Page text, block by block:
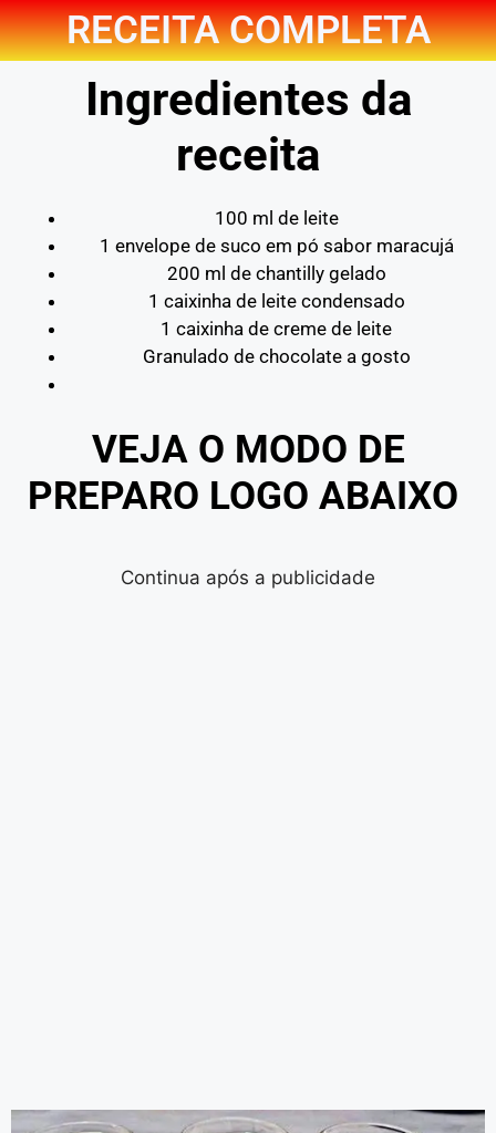
RECEITA COMPLETA
Ingredientes da
receita
100 ml de leite
1 envelope de suco em pó sabor maracujá
200 ml de chantilly gelado
1 caixinha de leite condensado
1 caixinha de creme de leite
Granulado de chocolate a gosto
VEJA O MODO DE
PREPARO LOGO ABAIXO
Continua após a publicidade